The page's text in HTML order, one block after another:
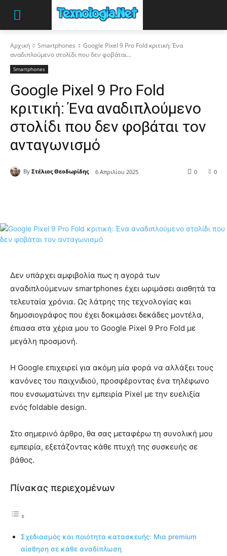
Αρχική Smartphones
Google Pixel 9 Pro Fold κριτική: Ένα
αναδιπλούμενο στολίδι που δεν φοβάται...
Smartphones
Google Pixel 9 Pro Fold
κριτική: Ένα αναδιπλούμενο
στολίδι που δεν φοβάται τον
ανταγωνισμό
By Στέλιος Θεοδωρίδης 6 Απριλίου 2025 0
0
Δεν υπάρχει αμφιβολία πως η αγορά των
αναδιπλούμενων smartphones έχει ωριμάσει αισθητά τα
τελευταία χρόνια. Ως λάτρης της τεχνολογίας και
δημοσιογράφος που έχει δοκιμάσει δεκάδες μοντέλα,
έπιασα στα χέρια μου το Google Pixel 9 Pro Fold με
μεγάλη προσμονή.
Η Google επιχειρεί για ακόμη μία φορά να αλλάξει τους
κανόνες του παιχνιδιού, προσφέροντας ένα τηλέφωνο
που ενσωματώνει την εμπειρία Pixel με την ευελιξία
ενός foldable design.
Στο σημερινό άρθρο, θα σας μεταφέρω τη συνολική μου
εμπειρία, εξετάζοντας κάθε πτυχή της συσκευής σε
βάθος.
Πίνακας περιεχομένων
Σχεδιασμός και ποιότητα κατασκευής: Μια premium
αίσθηση σε κάθε αναδίπλωση